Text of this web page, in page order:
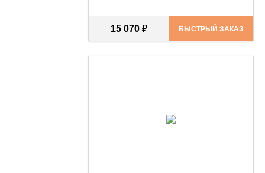
15 070₽ БЫСТРЫЙ ЗАКАЗ